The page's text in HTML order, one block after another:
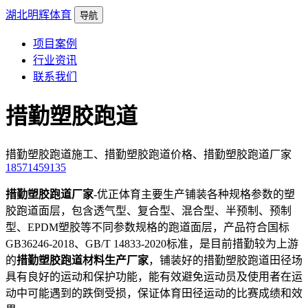
湖北明辉体育 导航
项目案例
行业资讯
联系我们
措勤塑胶跑道
措勤塑胶跑道施工、措勤塑胶跑道价格、措勤塑胶跑道厂家
18571459135
措勤塑胶跑道厂家-优正体育主要生产铺装各种规格参数的塑
胶跑道面层，包含透气型、复合型、混合型、半预制、预制
型、EPDM塑胶等不同参数规格的跑道面层，产品符合国标
GB36246-2018、GB/T 14833-2020标准，是目前措勤较为上游
的措勤塑胶跑道材料生产厂家，铺装好的措勤塑胶跑道田径场
具有良好的运动和保护功能，能有效避免运动员及使用者在运
动中可能遇到的跌倒受损，保证体育田径运动的比赛成绩和效